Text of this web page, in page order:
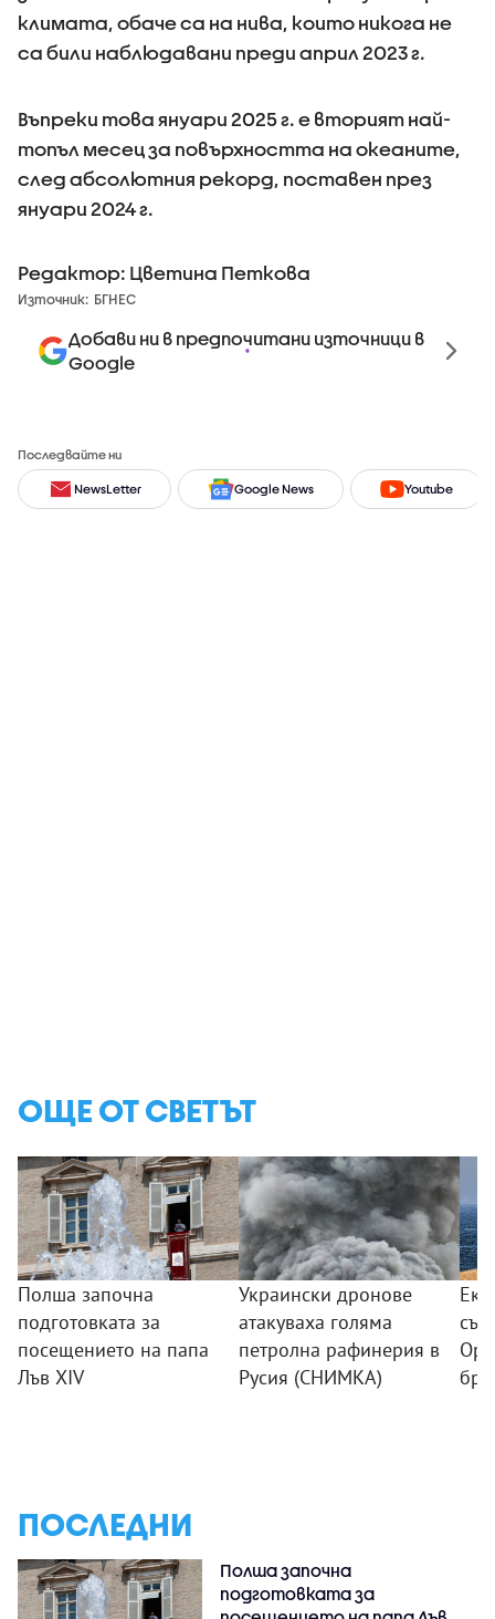
климата, обаче са на нива, които никога не
са били наблюдавани преди април 2023 г.
Въпреки това януари 2025 г. е вторият най-
топъл месец за повърхността на океаните,
след абсолютния рекорд, поставен през
януари 2024 г.
Редактор: Цветина Петкова
Източник: БГНЕС
Добави ни в предпочитани източници в
Google
Последвайте ни
NewsLetter Google News Youtube
ОЩЕ ОТ СВЕТЪТ
Полша започна
подготовката за
посещението на папа
Лъв XIV
Украински дронове
атакуваха голяма
петролна рафинерия в
Русия (СНИМКА)
ПОСЛЕДНИ
Полша започна
подготовката за